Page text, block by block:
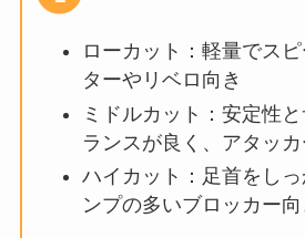
ローカット：軽量でス
ターやリベロ向き
ミドルカット：安定性
ランスが良く、アタッカ
ハイカット：足首をし
ンプの多いブロッカー向